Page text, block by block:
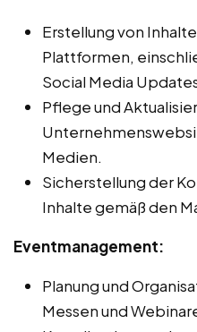
Erstellung von
Plattformen,
Social Media
Pflege und
Medien.
Sicherstellung der
Inhalte gemäß den
Eventmanagement:
Planung und
Messen und